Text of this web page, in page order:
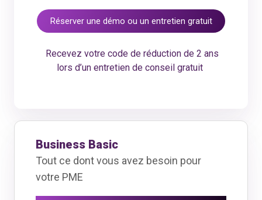
Réserver une démo ou un entretien gratuit
Recevez votre code de réduction de 2 ans
lors d’un entretien de conseil gratuit
Business Basic
Tout ce dont vous avez besoin pour
votre PME